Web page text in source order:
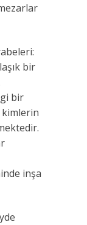
bir
bir
kimlerin
inşa